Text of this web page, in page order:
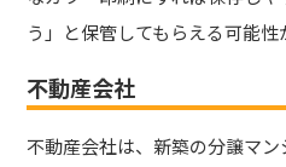
う」と保管してもらえる可能性
不動産会社
不動産会社は、新築の分譲マ